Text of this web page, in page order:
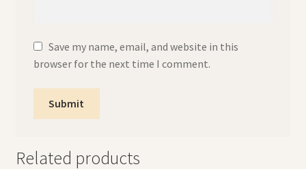
Save my name, email, and website in this
browser for the next time I comment.
Related products